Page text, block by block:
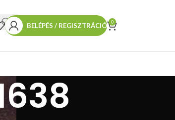
BELÉPÉS / REGISZTRÁCIÓ 0